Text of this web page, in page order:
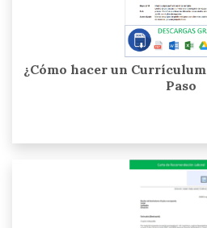
¿Cómo hacer un
Paso